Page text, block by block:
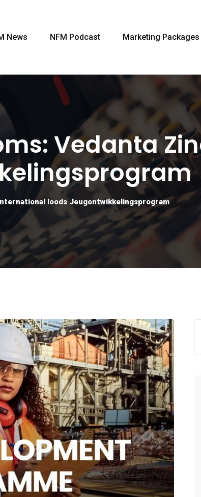
News NFM Podcast Marketing
Vedanta
loods Jeugontwikkelingsprogram